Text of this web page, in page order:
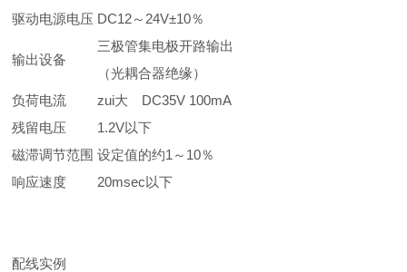
驱动电源电压 DC12～24V±10％
输出设备
三极管集电极开路输出
（光耦合器绝缘）
负荷电流
zui大 DC35V 100mA
残留电压
1.2V以下
磁滞调节范围 设定值的约1～10％
响应速度
20msec以下
配线实例